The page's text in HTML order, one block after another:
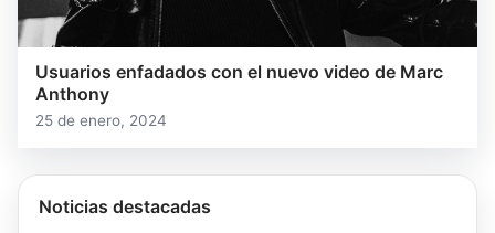
Usuarios enfadados con el nuevo video de Marc
Anthony
25 de enero, 2024
Noticias destacadas